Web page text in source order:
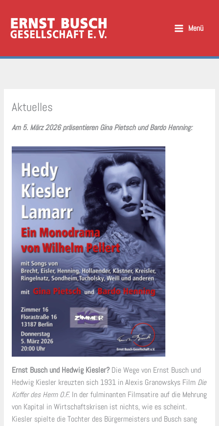
Inhalt
springen
Menü
Aktuelles
Am 5. März 2026 präsentieren Gina Pietsch und Bardo Henning:
Ernst Busch und Hedwig Kiesler?Die Wege von Ernst Busch und
Hedwig Kiesler kreuzten sich 1931 in Alexis Granowskys Film Die
Koffer des Herrn O.F.. In der fulminanten Filmsatire auf die Mehrung
von Kapital in Wirtschaftskrisen ist nichts, wie es scheint.
Kiesler spielte die Tochter des Bürgermeisters und Busch sang